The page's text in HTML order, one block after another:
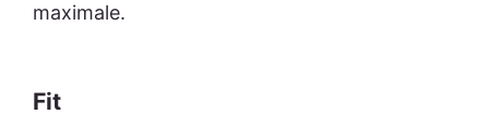
maximale.
Fit